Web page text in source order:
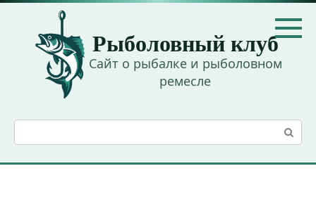
Перейти
контенту
Рыболовный клуб
Сайт о рыбалке и рыболовном
ремесле